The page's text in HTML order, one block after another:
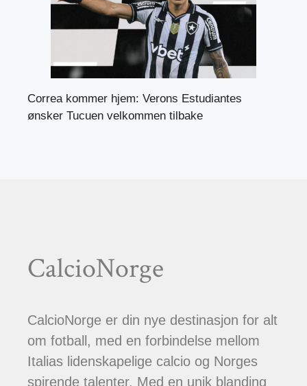
Correa kommer hjem: Verons Estudiantes
ønsker Tucuen velkommen tilbake
CalcioNorge
CalcioNorge er din nye destinasjon for alt
om fotball, med en forbindelse mellom
Italias lidenskapelige calcio og Norges
spirende talenter. Med en unik blanding